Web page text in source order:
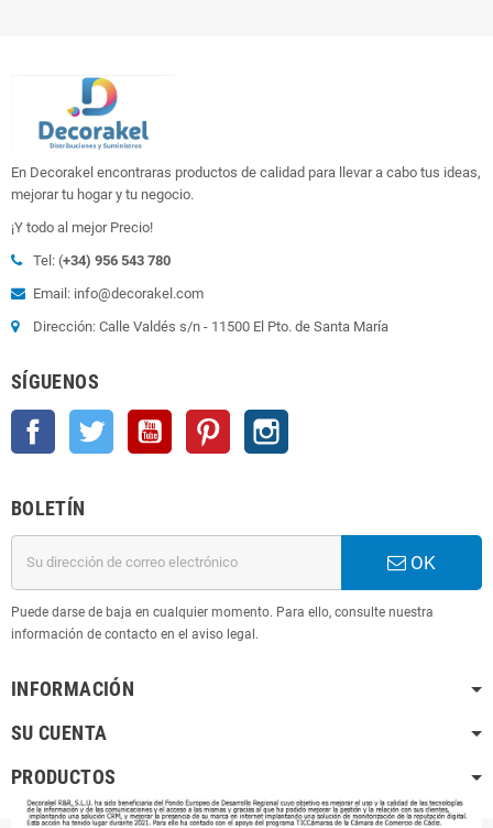
En Decorakel encontraras productos de calidad para llevar a cabo tus ideas,
mejorar tu hogar y tu negocio.
¡Y todo al mejor Precio!
Tel: (+34) 956 543 780
Email: info@decorakel.com
Dirección: Calle Valdés s/n - 11500 El Pto. de Santa María
SÍGUENOS
Facebook Twitter YouTube Pinterest
BOLETÍN
OK
Puede darse de baja en cualquier momento. Para ello, consulte nuestra
información de contacto en el aviso legal.
INFORMACIÓN
SU CUENTA
PRODUCTOS